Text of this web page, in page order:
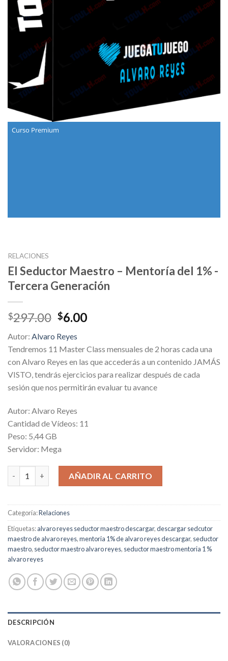
Curso Premium
RELACIONES
El Seductor Maestro – Mentoría del 1% -
Tercera Generación
$297.00 Original
was:
$297.00.
$6.00Current
$6.00.
Autor: Alvaro Reyes
Tendremos 11 Master Class mensuales de 2 horas cada una
con Alvaro Reyes en las que accederás a un contenido JAMÁS
VISTO, tendrás ejercicios para realizar después de cada
sesión que nos permitirán evaluar tu avance
Autor: Alvaro Reyes
Cantidad de Vídeos: 11
Peso: 5,44 GB
Servidor: Mega
El Seductor Maestro – Mentoría del 1% -Tercera Generación
AÑADIR AL CARRITO
Categoría:Relaciones
Etiquetas:alvaro reyes seductor maestro descargar,descargar sedcutor
maestro de alvaro reyes,mentoria 1% de alvaro reyes descargar, seductor
maestro, seductor maestro alvaro reyes, seductor maestro mentoria 1 %
alvaro reyes
DESCRIPCIÓN
VALORACIONES (0)